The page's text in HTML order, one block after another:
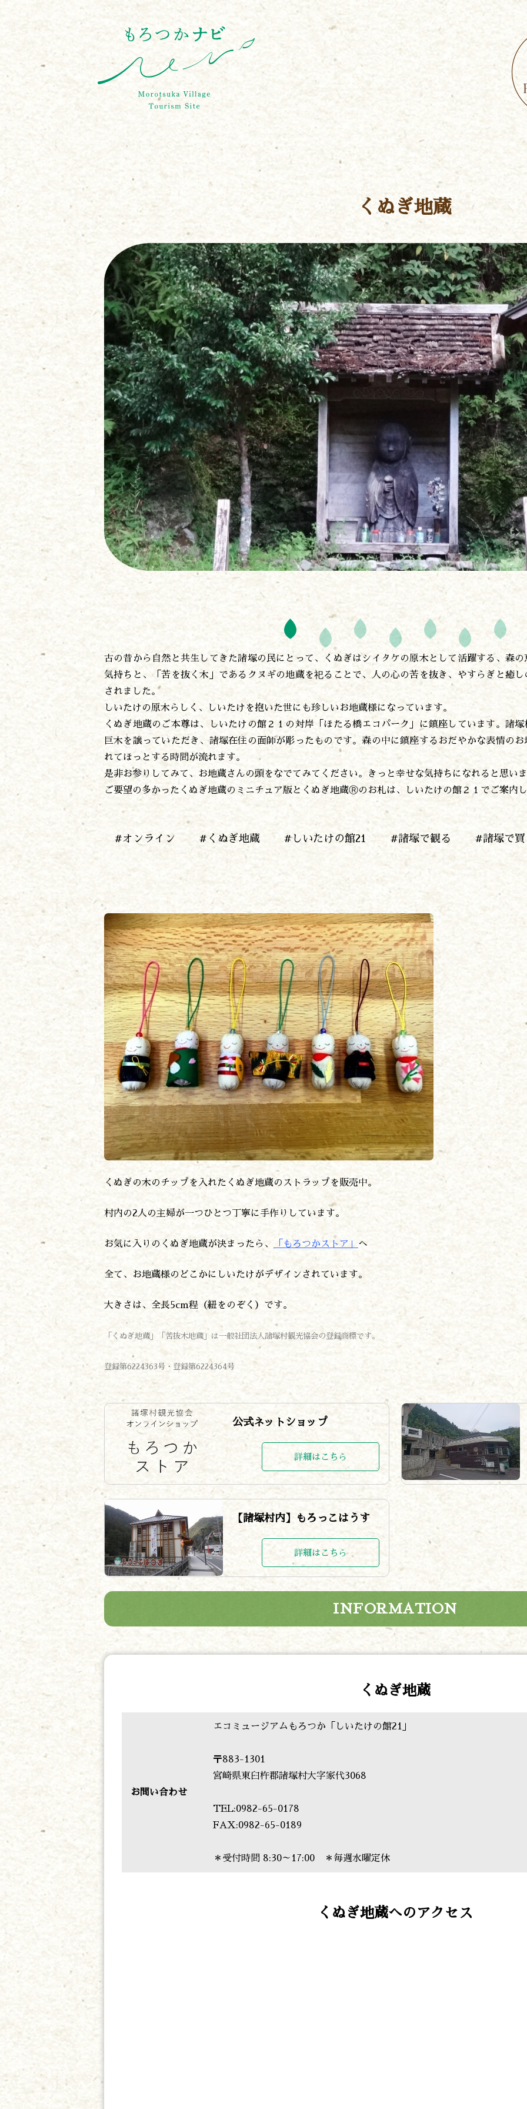
くぬぎ地蔵
古の昔から自然と共生してきた諸塚の民にとって、くぬぎはシイタケの原木として活躍する、森
気持ちと、「苦を抜く木」であるクヌギの地蔵を祀ることで、人の心の苦を抜き、やすらぎと癒
されました。
しいたけの原木らしく、しいたけを抱いた世にも珍しいお地蔵様になっています。
くぬぎ地蔵のご本尊は、しいたけの館２１の対岸「ほたる橋エコパーク」に鎮座しています。諸
巨木を譲っていただき、諸塚在住の面師が彫ったものです。森の中に鎮座するおだやかな表情の
れてほっとする時間が流れます。
是非お参りしてみて、お地蔵さんの頭をなでてみてください。きっと幸せな気持ちになれると思い
ご要望の多かったくぬぎ地蔵のミニチュア版とくぬぎ地蔵Ⓡのお札は、しいたけの館２１でご案内
#オンライン #くぬぎ地蔵 #しいたけの館21 #諸塚で観る #諸塚で買
くぬぎの木のチップを入れたくぬぎ地蔵のストラップを販売中。
村内の2人の主婦が一つひとつ丁寧に手作りしています。
お気に入りのくぬぎ地蔵が決まったら、 「もろつかストア」 へ
全て、お地蔵様のどこかにしいたけがデザインされています。
大きさは、全長5cm程（紐をのぞく）です。
「くぬぎ地蔵」「苦抜木地蔵」は一般社団法人諸塚村観光協会の登録商標です。
登録第6224363号・登録第6224364号
公式ネットショップ
詳細はこちら
【諸塚村内】もろっこはうす
詳細はこちら
INFORMATION
くぬぎ地蔵
お問い合わせ
エコミュージアムもろつか「しいたけの館21」
〒883-1301
宮崎県東臼杵郡諸塚村大字家代3068
TEL:0982-65-0178
FAX:0982-65-0189
＊受付時間 8:30～17:00 ＊毎週水曜定休
くぬぎ地蔵へのアクセス
遊ぶ
作る
食べる
観る
アクセス
お問い合わせ
諸塚村観光協会について
プライバシーポリシー
諸塚村観光協会
〒883-1301
宮崎県東臼杵郡諸塚村家代3068しいたけの館21内
TEL:0982-65-0178